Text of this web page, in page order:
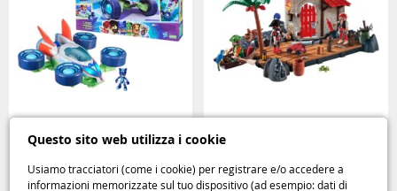
Questo sito web utilizza i cookie
Usiamo tracciatori (come i cookie) per registrare e/o accedere a
informazioni memorizzate sul tuo dispositivo (ad esempio: dati di
PJ Masks Veicolo Pyj’Arpenteur
avventura e azione con i
supereroi della notte Hasbro
Playmobil 6146 Forte dei Pirati
completa Playmobil